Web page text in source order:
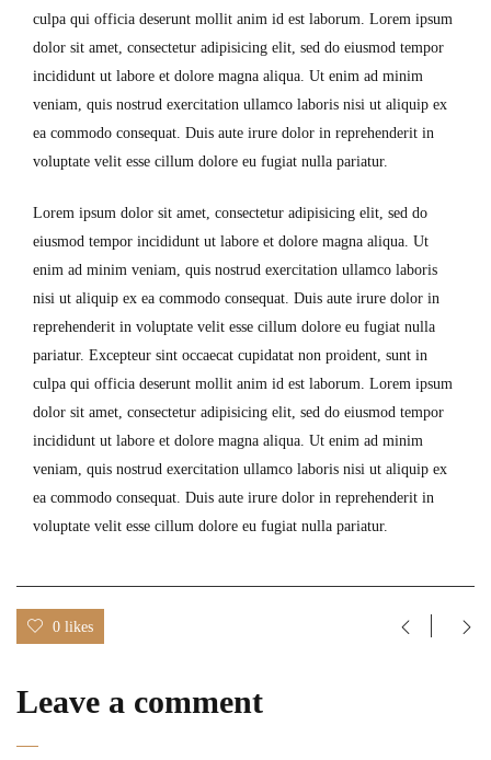
culpa qui officia deserunt mollit anim id est laborum. Lorem ipsum
dolor sit amet, consectetur adipisicing elit, sed do eiusmod tempor
incididunt ut labore et dolore magna aliqua. Ut enim ad minim
veniam, quis nostrud exercitation ullamco laboris nisi ut aliquip ex
ea commodo consequat. Duis aute irure dolor in reprehenderit in
voluptate velit esse cillum dolore eu fugiat nulla pariatur.
Lorem ipsum dolor sit amet, consectetur adipisicing elit, sed do
eiusmod tempor incididunt ut labore et dolore magna aliqua. Ut
enim ad minim veniam, quis nostrud exercitation ullamco laboris
nisi ut aliquip ex ea commodo consequat. Duis aute irure dolor in
reprehenderit in voluptate velit esse cillum dolore eu fugiat nulla
pariatur. Excepteur sint occaecat cupidatat non proident, sunt in
culpa qui officia deserunt mollit anim id est laborum. Lorem ipsum
dolor sit amet, consectetur adipisicing elit, sed do eiusmod tempor
incididunt ut labore et dolore magna aliqua. Ut enim ad minim
veniam, quis nostrud exercitation ullamco laboris nisi ut aliquip ex
ea commodo consequat. Duis aute irure dolor in reprehenderit in
voluptate velit esse cillum dolore eu fugiat nulla pariatur.
0 likes
Leave a comment